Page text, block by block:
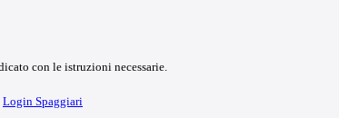
con le istruzioni necessarie.
Login Spaggiari